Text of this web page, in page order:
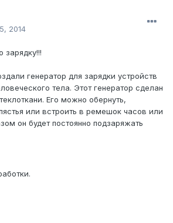
2014
зарядку!!!
генератор для зарядки устройств
тела. Этот генератор сделан
Его можно обернуть,
или встроить в ремешок часов или
он будет постоянно подзаряжать